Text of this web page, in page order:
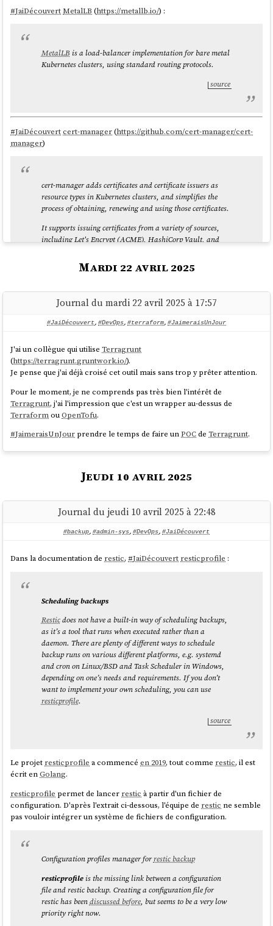
128GB
512GB
        2TB     46GB
4TB
source
#JaiDécouvertaussi que depuis le kernel2.6, les fichiers deswapsont
Definitely not. With the 2.6 kernel, "a swap file is just as
fast as a swap partition."
Suite à ces apprentissages, j'ai configuré et activé unswapde2Gsur la
swappinessréglé à 10 .
J'ai relancé mon testGrafana k6
Suite à ces lectures et à cette expérience concluante,
serveurs de la manière suivante :
if swapon --show | grep -q "^/swapfile"; then
    get_swap_size() {
{print $2}')
https://help.ubuntu.com/community/SwapFaq#How_
much_swap_do_I_need.3F
        if [ $ram_gb -le 1 ]; then
            echo "1G"
        elif [ $ram_gb -le 2 ]; then
            echo "1G"
        elif [ $ram_gb -le 6 ]; then
            echo "2G"
        elif [ $ram_gb -le 24 ]; then
            echo "5G"
        elif [ $ram_gb -le 32 ]; then
            echo "6G"
        elif [ $ram_gb -le 64 ]; then
            echo "8G"
            echo "11G"
            echo "11G"
        fi
    fallocate -l $SWAP_SIZE /swapfile
#JaiDécouvert MetalLB (https://metallb.io/) :
MetalLB is a load-balancer implementation for bare metal
Kubernetes clusters, using standard routing protocols.
source
#JaiDécouvert cert-manager(https://github.com/cert-manager/cert-
manager)
cert-manager adds certificates and certificate issuers as
resource types in Kubernetes clusters, and simplifies the
process of obtaining, renewing and using those certificates.
It supports issuing certificates from a variety of sources,
including Let's Encrypt (ACME), HashiCorp Vault, and
Mardi 22 avril 2025
Journal du mardi 22 avril 2025 à 17:57
#JaiDécouvert, #DevOps, #terraform, #JaimeraisUnJour
J'ai un collègue qui utiliseTerragrunt
(https://terragrunt.gruntwork.io/).
Je pense que j'ai déjà croisé cet outil mais sans trop y prêter attention.
Pour le moment, je ne comprends pas très bien l'intérêt de
Terragrunt, j'ai l'impression que c'est un wrapper au-dessus de
TerraformouOpenTofu.
#JaimeraisUnJour prendre le temps de faire unPOCdeTerragrunt.
Jeudi 10 avril 2025
Journal du jeudi 10 avril 2025 à 22:48
#backup, #admin-sys, #DevOps, #JaiDécouvert
Dans la documentation de restic, #JaiDécouvert resticprofile :
Scheduling backups
Resticdoes not have a built-in way of scheduling backups,
as it’s a tool that runs when executed rather than a
daemon. There are plenty of different ways to schedule
backup runs on various different platforms, e.g. systemd
and cron on Linux/BSD and Task Scheduler in Windows,
depending on one’s needs and requirements. If you don’t
want to implement your own scheduling, you can use
resticprofile.
source
Le projet resticprofile a commencéen 2019, tout comme restic, il est
écrit enGolang.
resticprofile permet de lancer restic à partir d'un fichier de
configuration. D'après l'extrait ci-dessous, l'équipe de restic ne semble
pas vouloir intégrer un système de fichiers de configuration.
Configuration profiles manager forrestic backup
resticprofileis the missing link between a configuration
file and restic backup. Creating a configuration file for
restic has beendiscussed before, but seems to be a very low
priority right now.